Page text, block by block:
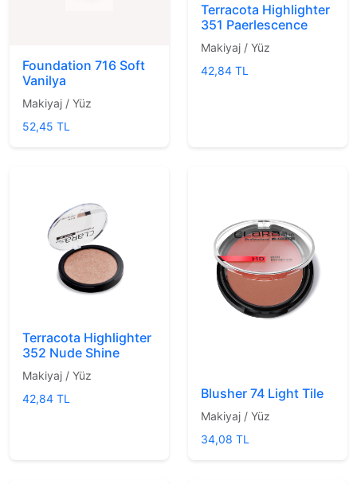
Foundation 716 Soft
Vanilya
Makiyaj / Yüz
52,45 TL
Terracota Highlighter
351 Paerlescence
Makiyaj / Yüz
42,84 TL
Terracota Highlighter
352 Nude Shine
Makiyaj / Yüz
42,84 TL
Blusher 74 Light Tile
Makiyaj / Yüz
34,08 TL